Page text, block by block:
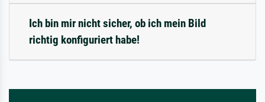
Ich bin mir nicht sicher, ob ich mein Bild
richtig konfiguriert habe!